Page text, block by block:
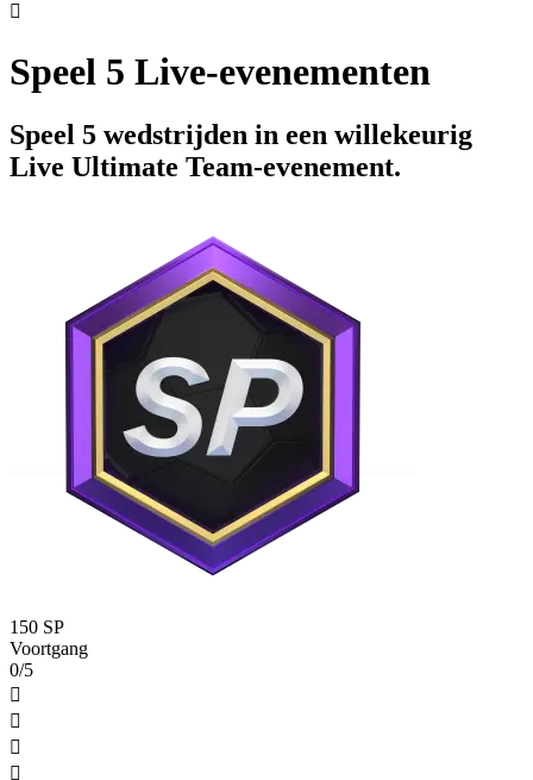

Speel 5 Live-evenementen
Speel 5 wedstrijden in een willekeurig
Live Ultimate Team-evenement.
150 SP
Voortgang
0/5



